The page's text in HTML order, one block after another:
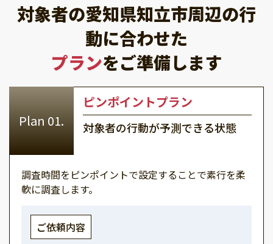
対象者の愛知県知立市周辺の行
動に合わせた
プランをご準備します
ピンポイントプラン
対象者の行動が予測できる状態
調査時間をピンポイントで設定することで素行を柔
軟に調査します。
ご依頼内容